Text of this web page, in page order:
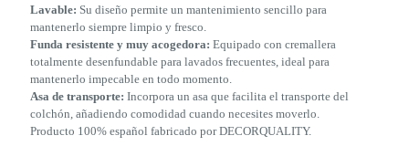
Lavable: Su diseño permite un mantenimiento sencillo para
mantenerlo siempre limpio y fresco.
Funda resistente y muy acogedora: Equipado con cremallera
totalmente desenfundable para lavados frecuentes, ideal para
mantenerlo impecable en todo momento.
Asa de transporte: Incorpora un asa que facilita el transporte del
colchón, añadiendo comodidad cuando necesites moverlo.
Producto 100% español fabricado por DECORQUALITY.